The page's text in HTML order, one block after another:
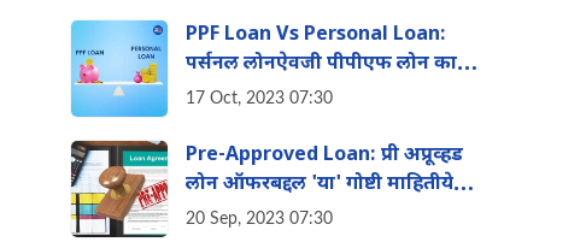
PPF Loan Vs Personal Loan:
पर्सनल लोनऐवजी पीपीएफ लोन का
परवडते; जाणून घ्या नियम आणि
17 Oct, 2023 07:30
Pre-Approved Loan: प्री अप्रूव्हड
लोन ऑफरबद्दल 'या' गोष्टी माहितीयेत
का? अर्ज करण्याची प्रक्रिया जाणून घ्या
20 Sep, 2023 07:30